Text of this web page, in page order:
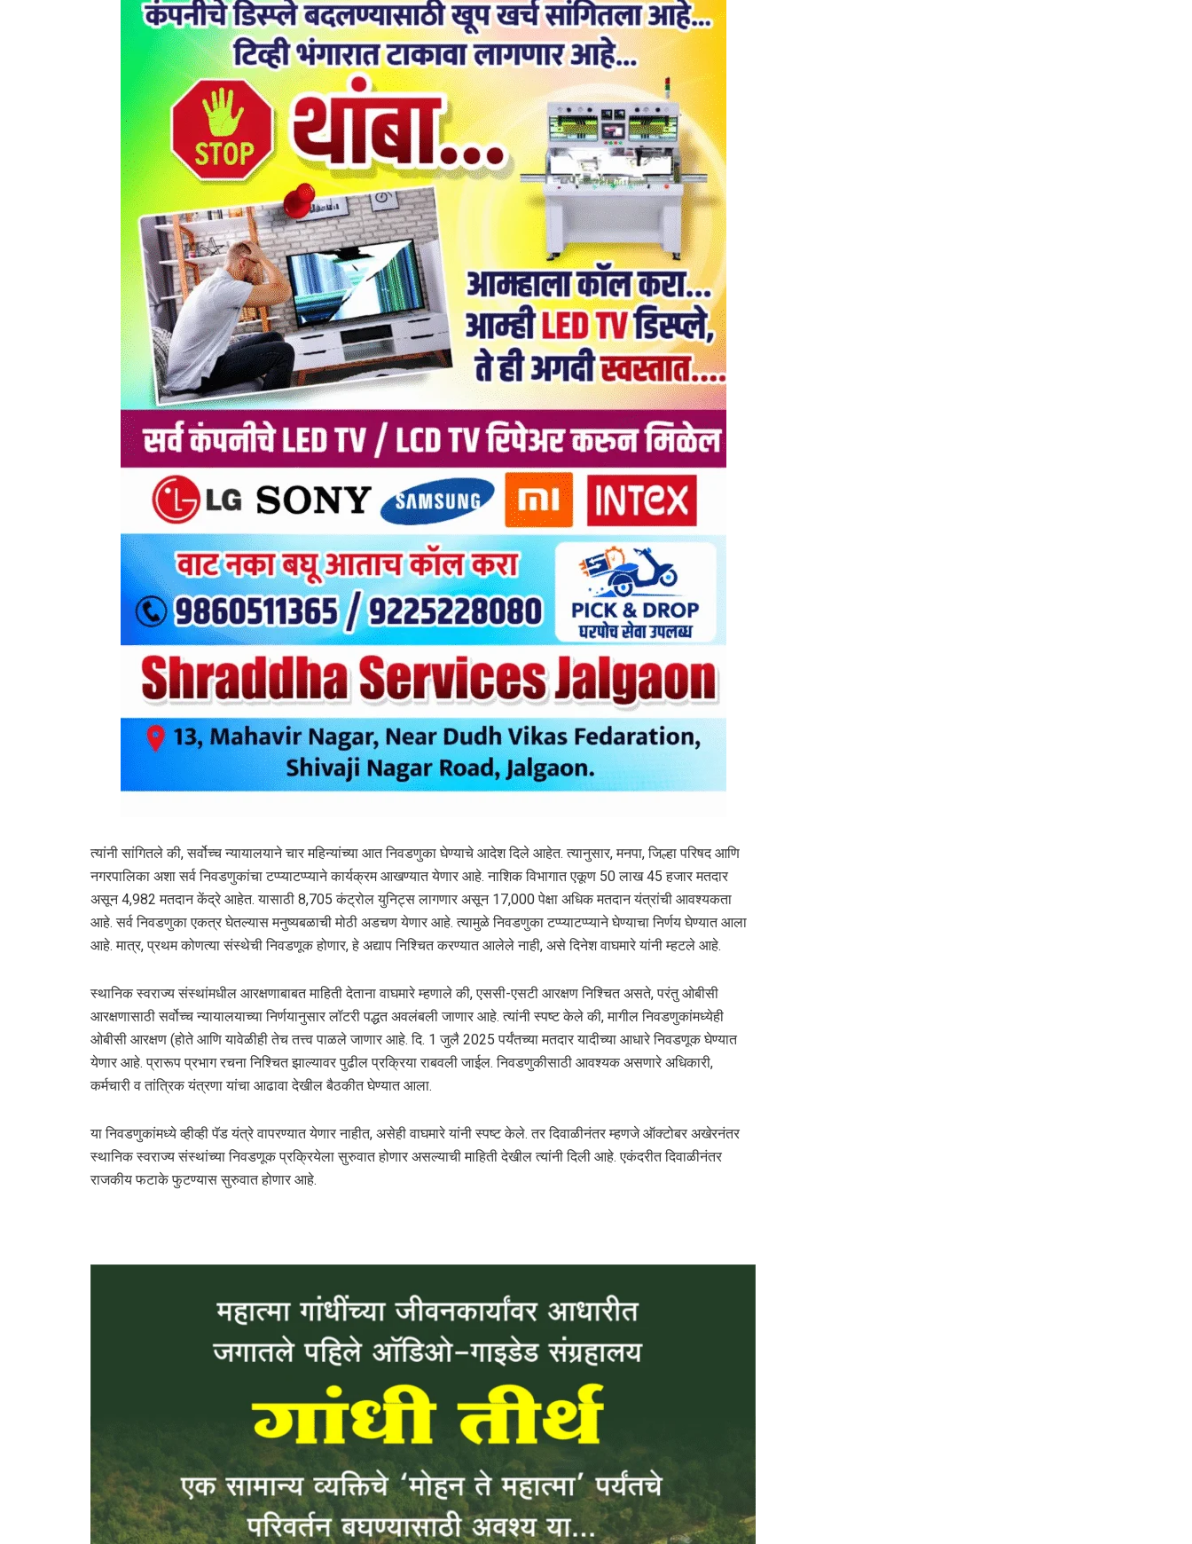
त्यांनी सांगितले की, सर्वोच्च न्यायालयाने चार महिन्यांच्या आत निवडणुका घेण्याचे आदेश दिले आहेत. त्यानुसार, मनपा, जिल्हा परिषद आणि
नगरपालिका अशा सर्व निवडणुकांचा टप्प्याटप्प्याने कार्यक्रम आखण्यात येणार आहे. नाशिक विभागात एकूण 50 लाख 45 हजार मतदार
असून 4,982 मतदान केंद्रे आहेत. यासाठी 8,705 कंट्रोल युनिट्स लागणार असून 17,000 पेक्षा अधिक मतदान यंत्रांची आवश्यकता
आहे. सर्व निवडणुका एकत्र घेतल्यास मनुष्यबळाची मोठी अडचण येणार आहे. त्यामुळे निवडणुका टप्प्याटप्प्याने घेण्याचा निर्णय घेण्यात आला
आहे. मात्र, प्रथम कोणत्या संस्थेची निवडणूक होणार, हे अद्याप निश्चित करण्यात आलेले नाही, असे दिनेश वाघमारे यांनी म्हटले आहे.
स्थानिक स्वराज्य संस्थांमधील आरक्षणाबाबत माहिती देताना वाघमारे म्हणाले की, एससी-एसटी आरक्षण निश्चित असते, परंतु ओबीसी
आरक्षणासाठी सर्वोच्च न्यायालयाच्या निर्णयानुसार लॉटरी पद्धत अवलंबली जाणार आहे. त्यांनी स्पष्ट केले की, मागील निवडणुकांमध्येही
ओबीसी आरक्षण (होते आणि यावेळीही तेच तत्त्व पाळले जाणार आहे. दि. 1 जुलै 2025 पर्यंतच्या मतदार यादीच्या आधारे निवडणूक घेण्यात
येणार आहे. प्रारूप प्रभाग रचना निश्चित झाल्यावर पुढील प्रक्रिया राबवली जाईल. निवडणुकीसाठी आवश्यक असणारे अधिकारी,
कर्मचारी व तांत्रिक यंत्रणा यांचा आढावा देखील बैठकीत घेण्यात आला.
या निवडणुकांमध्ये व्हीव्ही पॅड यंत्रे वापरण्यात येणार नाहीत, असेही वाघमारे यांनी स्पष्ट केले. तर दिवाळीनंतर म्हणजे ऑक्टोबर अखेरनंतर
स्थानिक स्वराज्य संस्थांच्या निवडणूक प्रक्रियेला सुरुवात होणार असल्याची माहिती देखील त्यांनी दिली आहे. एकंदरीत दिवाळीनंतर
राजकीय फटाके फुटण्यास सुरुवात होणार आहे.